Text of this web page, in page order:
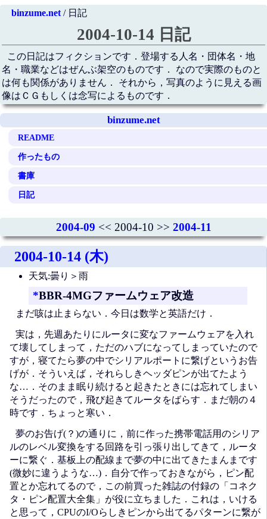
binzume.net/ 日記
2004-10-14 日記
この日記はフィクションです．登場する人名・団体名・地
名・職業などはぜんぶ架空のものです． なので実際のものと
は何も関係がありません． それから，写真のように見える画
像はＣＧもしくは念写によるものです．
binzume.net
README
作ったもの
書庫
日記
2004-09 << 2004-10 >> 2004-11
2004-10-14 (木)
天気:曇り＞雨
*BBR-4MGファームウェア改造
まだ咳は止まらない．今日は数学と英語だけ．
実は，先週あたりにルータに変なファームウェアを入れ
て壊してしまって，ただのハブになってしまっていたので
すが，寝てたら夢の中でシリアルポートに繋げというお告
げが．そういえば，それらしきヘッダピンが出てたよう
な…．そのまま眠り続けると起きたときには忘れてしまい
そうだったので，飛び起きてルータをばらす．まだ朝の４
時です．ちょっと寒い．
夢のお告げ(？)の通りに，前に作った携帯電話用のシリア
ルのレベル変換をする回路を引っ張り出してきて，ルータ
ーに繋ぐ．基板上の配線まで夢の中に出てきたまんまです
(微妙に違うような…)．自分で作っておきながら，ピン配
置とか忘れてるので，この前買った雑誌の付録の「コネク
タ・ピン配置大全集」が役に立ちました．これは，いける
と思って，CPUのI/Oらしきピンから出てるパターンに繋が